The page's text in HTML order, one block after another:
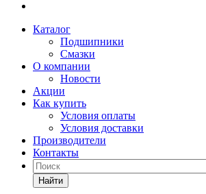
Каталог
Подшипники
Смазки
О компании
Новости
Акции
Как купить
Условия оплаты
Условия доставки
Производители
Контакты
Найти